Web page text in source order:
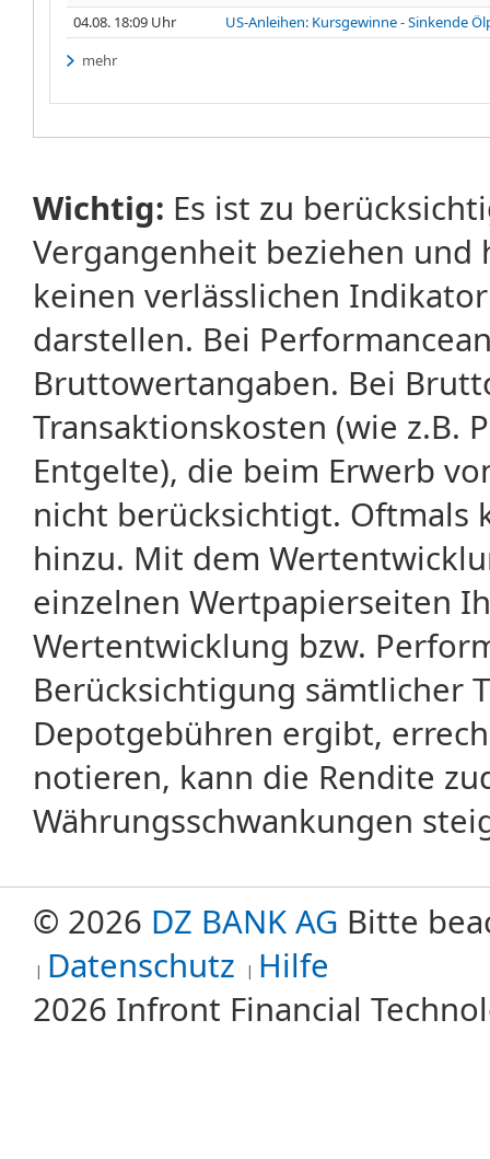
04.08. 18:09 Uhr
US-Anleihen: Kursgewinne - Sinkende
mehr
Wichtig: Es ist zu
Vergangenheit beziehen
keinen verlässlichen
darstellen. Bei
Bruttowertangaben. Bei
Transaktionskosten (wie z.B.
Entgelte), die beim Erwerb
nicht berücksichtigt. Oftmals
hinzu. Mit dem
einzelnen Wertpapierseiten
Wertentwicklung bzw.
Berücksichtigung sämtlicher
Depotgebühren ergibt,
notieren, kann die Rendite
Währungsschwankungen
© 2026 DZ BANK AG Bitte
Datenschutz Hilfe
2026 Infront Financial